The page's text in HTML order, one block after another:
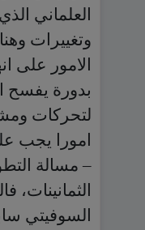
العلماني
وتغييرات
الامور على
بدورة يفسح
لتحركات
امورا يجب
– مسالة
الثمانينات،
السوفيتي